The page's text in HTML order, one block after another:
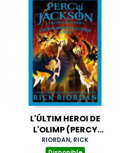
L'ÚLTIM HEROI DE
L'OLIMP (PERCY
JACKSON I ELS DÉUS
RIORDAN, RICK